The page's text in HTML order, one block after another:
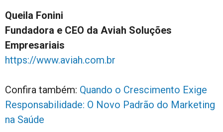
Queila Fonini
Fundadora e CEO da Aviah Soluções
Empresariais
https://www.aviah.com.br
Confira também: Quando o Crescimento Exige
Responsabilidade: O Novo Padrão do Marketing
na Saúde